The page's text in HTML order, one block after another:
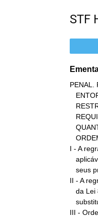
STF
PENAL.
I - A
II - A
III -